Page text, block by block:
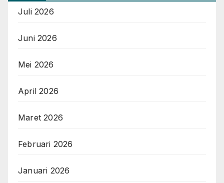
Juli 2026
Juni 2026
Mei 2026
April 2026
Maret 2026
Februari 2026
Januari 2026